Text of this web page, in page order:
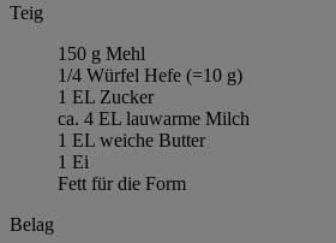
Teig
150 g Mehl
1/4 Würfel Hefe (=10 g)
1 EL Zucker
ca. 4 EL lauwarme Milch
1 EL weiche Butter
1 Ei
Fett für die Form
Belag